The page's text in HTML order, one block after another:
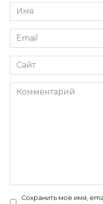
Имя
*
Email
*
Сайт
Комментарий
Сохранить моё имя,